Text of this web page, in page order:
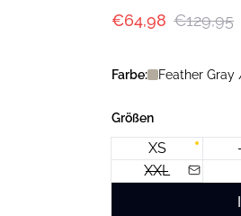
€64,98 €129,95
Farbe: Feather Gray
Größen
XS
XXL